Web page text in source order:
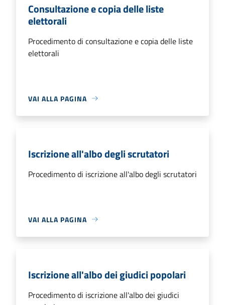
Consultazione e copia delle liste
elettorali
Procedimento di consultazione e copia delle liste
elettorali
VAI ALLA PAGINA
Iscrizione all'albo degli scrutatori
Procedimento di iscrizione all'albo degli scrutatori
VAI ALLA PAGINA
Iscrizione all'albo dei giudici popolari
Procedimento di iscrizione all'albo dei giudici